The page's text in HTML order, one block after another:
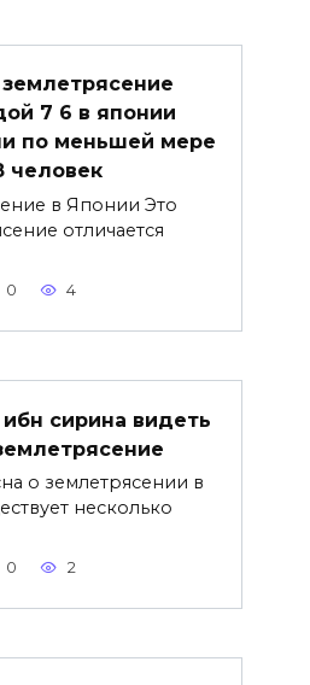
7 6 в японии
по меньшей мере
человек
в Японии Это
отличается
0 4
сирина видеть
о землетрясении в
несколько
0 2